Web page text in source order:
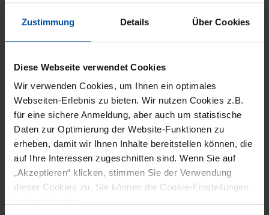
Zustimmung Details Über Cookies
Diese Webseite verwendet Cookies
Wir verwenden Cookies, um Ihnen ein optimales
Webseiten-Erlebnis zu bieten. Wir nutzen Cookies z.B.
für eine sichere Anmeldung, aber auch um statistische
Daten zur Optimierung der Website-Funktionen zu
erheben, damit wir Ihnen Inhalte bereitstellen können, die
auf Ihre Interessen zugeschnitten sind. Wenn Sie auf
„Akzeptieren“ klicken, stimmen Sie der Verwendung
dieser Cookies zu. Sie können die Cookie-Einstellungen
Fachpack stellen wir dazu unsere neuesten In-
Line-Produktinspektionslösungen am Buhmann-
Stand vor.“
Im Fokus stehen dabei vor allem platzsparende
Kombisysteme, die Funktionen für das
Kontrollwägen, die Fremdkörperdetektion
mittels Metallsuch- oder
Röntgeninspektionssystem sowie optische
Inspektion zur Etikettenkontrolle vereinen.
Dorothee Buhmann, Gesch.ftsführerin von